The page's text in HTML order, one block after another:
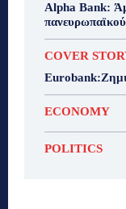
Alpha Bank:
COVER
ECONOMY
POLITICS